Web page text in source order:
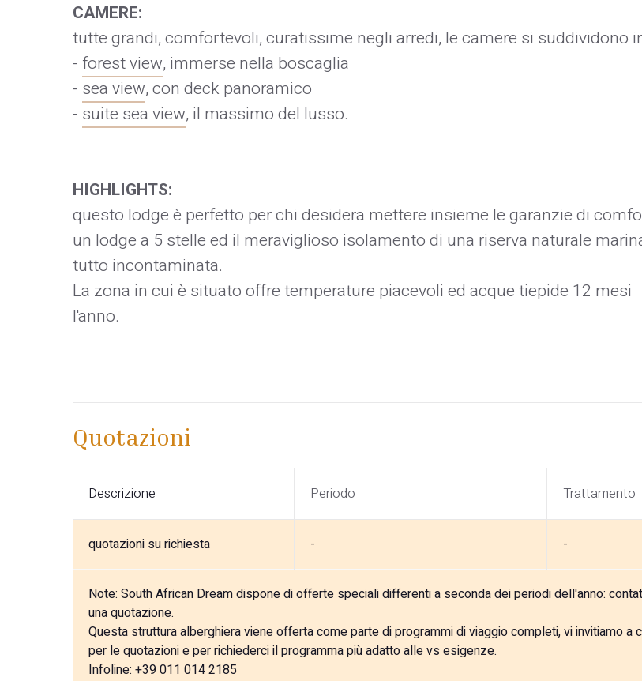
CAMERE:
tutte grandi, comfortevoli, curatissime negli arredi, le camere si suddividono
- forest view, immerse nella boscaglia
- sea view, con deck panoramico
- suite sea view, il massimo del lusso.
HIGHLIGHTS:
questo lodge è perfetto per chi desidera mettere insieme le garanzie di
un lodge a 5 stelle ed il meraviglioso isolamento di una riserva naturale
tutto incontaminata.
La zona in cui è situato offre temperature piacevoli ed acque tiepide 12 mesi
l'anno.
Quotazioni
Descrizione Periodo Trattamento
quotazioni su richiesta - -
Note: South African Dream dispone di offerte speciali differenti a seconda dei periodi dell'anno:
una quotazione.
Questa struttura alberghiera viene offerta come parte di programmi di viaggio completi, vi invitiamo a
per le quotazioni e per richiederci il programma più adatto alle vs esigenze.
Infoline: +39 011 014 2185